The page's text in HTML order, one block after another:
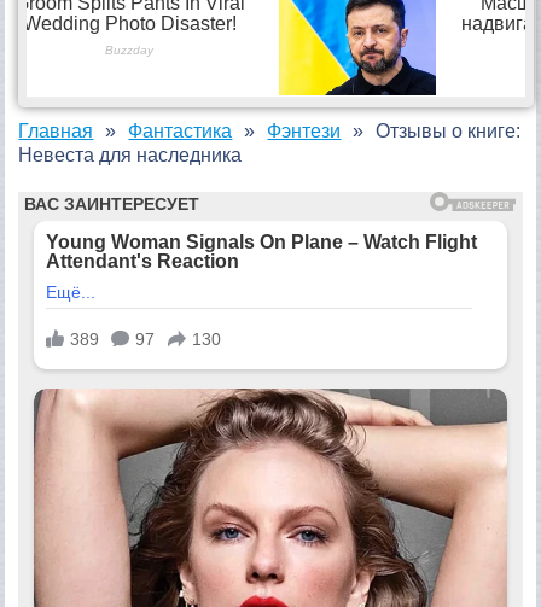
Главная Фантастика Фэнтези
Отзывы о книге:
Невеста для наследника